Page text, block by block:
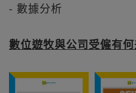
- 數據分析
數位遊牧與公司受僱有何